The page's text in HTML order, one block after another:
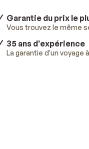
plus.
Garantie du prix le
Vous trouvez le même
En savoir plus.
35 ans d'expérience
La garantie d'un